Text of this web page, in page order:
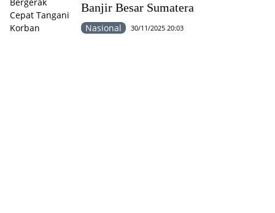
Banjir Besar Sumatera
Nasional 30/11/2025 20:03